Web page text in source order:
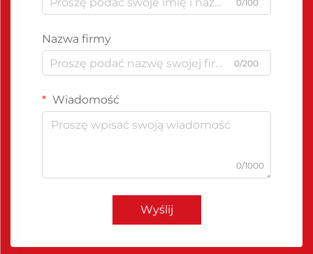
0/100
Nazwa firmy
0/200
Wiadomość
0/1000
Wyślij